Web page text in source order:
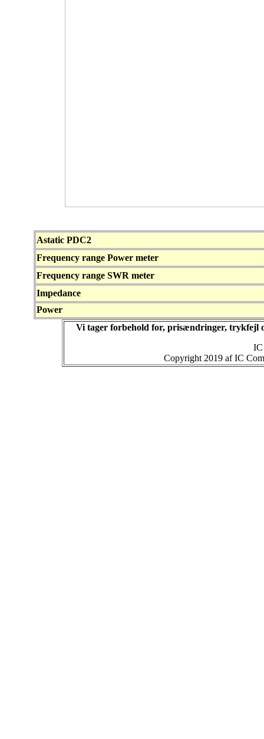
Astatic PDC2
Frequency range Power meter
Frequency range SWR meter
Impedance
Power
Vi tager forbehold for, prisændringer, trykfejl
IC
Copyright 2019 af IC